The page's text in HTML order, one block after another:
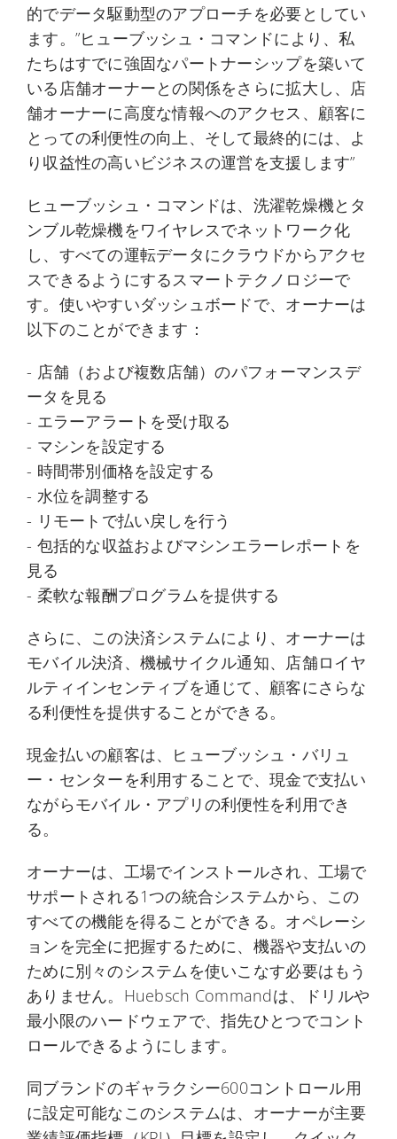
的でデータ駆動型のアプローチを必要としてい
ます。”ヒューブッシュ・コマンドにより、私
たちはすでに強固なパートナーシップを築いて
いる店舗オーナーとの関係をさらに拡大し、店
舗オーナーに高度な情報へのアクセス、顧客に
とっての利便性の向上、そして最終的には、よ
り収益性の高いビジネスの運営を支援します”
ヒューブッシュ・コマンドは、洗濯乾燥機とタ
ンブル乾燥機をワイヤレスでネットワーク化
し、すべての運転データにクラウドからアクセ
スできるようにするスマートテクノロジーで
す。使いやすいダッシュボードで、オーナーは
以下のことができます：
- 店舗（および複数店舗）のパフォーマンスデ
ータを見る
- エラーアラートを受け取る
- マシンを設定する
- 時間帯別価格を設定する
- 水位を調整する
- リモートで払い戻しを行う
- 包括的な収益およびマシンエラーレポートを
見る
- 柔軟な報酬プログラムを提供する
さらに、この決済システムにより、オーナーは
モバイル決済、機械サイクル通知、店舗ロイヤ
ルティインセンティブを通じて、顧客にさらな
る利便性を提供することができる。
現金払いの顧客は、ヒューブッシュ・バリュ
ー・センターを利用することで、現金で支払い
ながらモバイル・アプリの利便性を利用でき
る。
オーナーは、工場でインストールされ、工場で
サポートされる1つの統合システムから、この
すべての機能を得ることができる。オペレーシ
ョンを完全に把握するために、機器や支払いの
ために別々のシステムを使いこなす必要はもう
ありません。Huebsch Commandは、ドリルや
最小限のハードウェアで、指先ひとつでコント
ロールできるようにします。
同ブランドのギャラクシー600コントロール用
に設定可能なこのシステムは、オーナーが主要